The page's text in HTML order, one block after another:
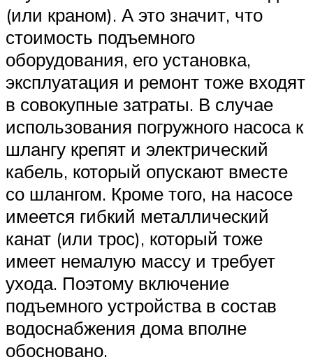
(или краном). А это значит, что
стоимость подъемного
оборудования, его установка,
эксплуатация и ремонт тоже входят
в совокупные затраты. В случае
использования погружного насоса к
шлангу крепят и электрический
кабель, который опускают вместе
со шлангом. Кроме того, на насосе
имеется гибкий металлический
канат (или трос), который тоже
имеет немалую массу и требует
ухода. Поэтому включение
подъемного устройства в состав
водоснабжения дома вполне
обосновано.